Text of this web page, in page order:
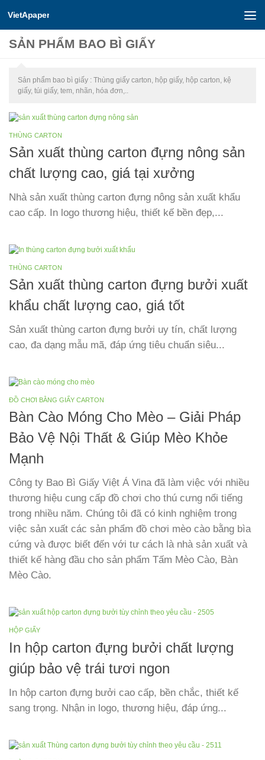
Skip to content
VietApaper
SẢN PHẨM BAO BÌ GIẤY
Sản phẩm bao bì giấy : Thùng giấy carton, hộp giấy, hộp carton, kệ
giấy, túi giấy, tem, nhãn, hóa đơn,..
THÙNG CARTON
Sản xuất thùng carton đựng nông sản
chất lượng cao, giá tại xưởng
Nhà sản xuất thùng carton đựng nông sản xuất khẩu
cao cấp. In logo thương hiệu, thiết kế bền đẹp,...
THÙNG CARTON
Sản xuất thùng carton đựng bưởi xuất
khẩu chất lượng cao, giá tốt
Sản xuất thùng carton đựng bưởi uy tín, chất lượng
cao, đa dạng mẫu mã, đáp ứng tiêu chuẩn siêu...
ĐỒ CHƠI BẰNG GIẤY CARTON
Bàn Cào Móng Cho Mèo – Giải Pháp
Bảo Vệ Nội Thất & Giúp Mèo Khỏe
Mạnh
Công ty Bao Bì Giấy Việt Á Vina đã làm việc với nhiều
thương hiệu cung cấp đồ chơi cho thú cưng nổi tiếng
trong nhiều năm. Chúng tôi đã có kinh nghiệm trong
việc sản xuất các sản phẩm đồ chơi mèo cào bằng bìa
cứng và được biết đến với tư cách là nhà sản xuất và
thiết kế hàng đầu cho sản phẩm Tấm Mèo Cào, Bàn
Mèo Cào.
HỘP GIẤY
In hộp carton đựng bưởi chất lượng
giúp bảo vệ trái tươi ngon
In hộp carton đựng bưởi cao cấp, bền chắc, thiết kế
sang trọng. Nhận in logo, thương hiệu, đáp ứng...